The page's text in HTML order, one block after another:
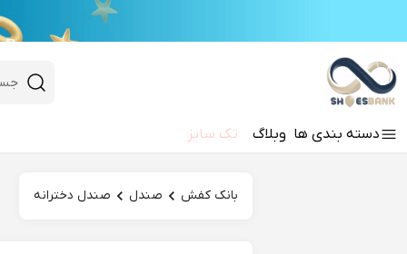
search
دسته‌ بندی‌ ها وبلاگ تک سایزHi there!
بانک کفش صندل صندل دخترانه